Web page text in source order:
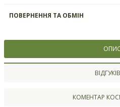
ПОВЕРНЕННЯ ТА ОБМІН
ОПИС
КОМЕНТАР